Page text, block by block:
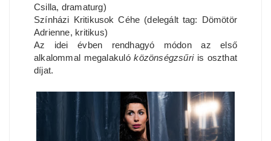
Csilla, dramaturg)
Színházi Kritikusok Céhe (delegált tag: Dömötör
Adrienne, kritikus)
Az idei évben rendhagyó módon az első
alkalommal megalakulóközönségzsűriis oszthat
díjat.